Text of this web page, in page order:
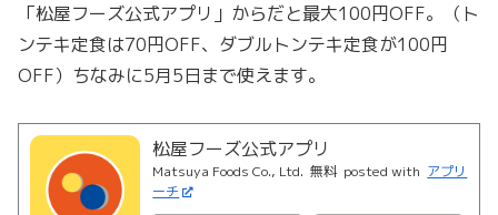
「松屋フーズ公式アプリ」からだと最大100円OFF。（ト
ンテキ定食は70円OFF、ダブルトンテキ定食が100円
OFF）ちなみに5月5日まで使えます。
松屋フーズ公式アプリ
Matsuya Foods Co., Ltd. 無料 posted with アプリ
ーチ